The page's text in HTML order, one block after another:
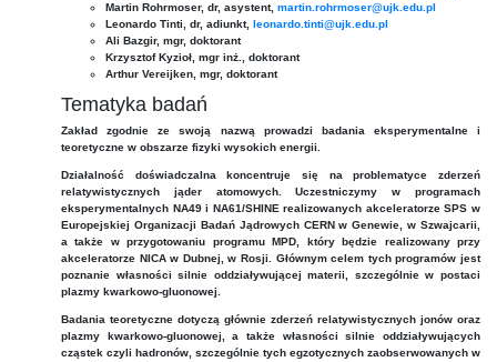
Martin Rohrmoser, dr, asystent, martin.rohrmoser@ujk.edu.pl
Leonardo Tinti, dr, adiunkt, leonardo.tinti@ujk.edu.pl
Ali Bazgir, mgr, doktorant
Krzysztof Kyzioł, mgr inż., doktorant
Arthur Vereijken, mgr, doktorant
Tematyka badań
Zakład zgodnie ze swoją nazwą prowadzi badania eksperymentalne i
teoretyczne w obszarze fizyki wysokich energii.
Działalność doświadczalna koncentruje się na problematyce zderzeń
relatywistycznych jąder atomowych. Uczestniczymy w programach
eksperymentalnych NA49 i NA61/SHINE realizowanych akceleratorze SPS w
Europejskiej Organizacji Badań Jądrowych CERN w Genewie, w Szwajcarii,
a także w przygotowaniu programu MPD, który będzie realizowany przy
akceleratorze NICA w Dubnej, w Rosji. Głównym celem tych programów jest
poznanie własności silnie oddziaływującej materii, szczególnie w postaci
plazmy kwarkowo-gluonowej.
Badania teoretyczne dotyczą głównie zderzeń relatywistycznych jonów oraz
plazmy kwarkowo-gluonowej, a także własności silnie oddziaływujących
cząstek czyli hadronów, szczególnie tych egzotycznych zaobserwowanych w